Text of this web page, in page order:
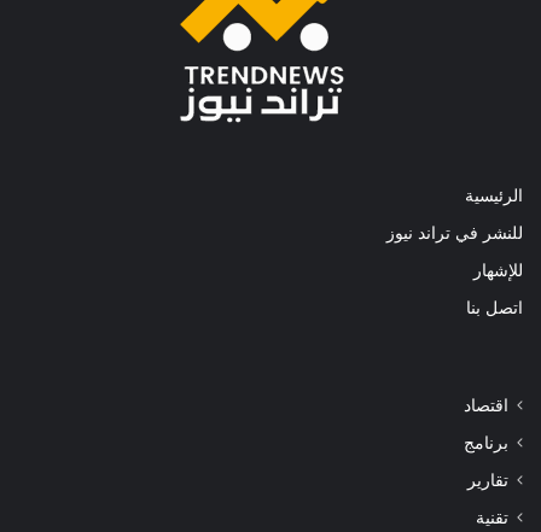
الرئيسية
للنشر في تراند نيوز
للإشهار
اتصل بنا
اقتصاد
برنامج
تقارير
تقنية